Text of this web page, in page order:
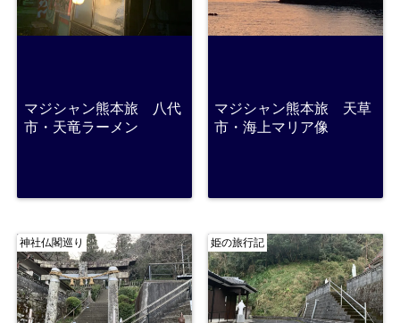
マジシャン熊本旅 八代
市・天竜ラーメン
マジシャン熊本旅 天草
市・海上マリア像
神社仏閣巡り 姫の旅行記